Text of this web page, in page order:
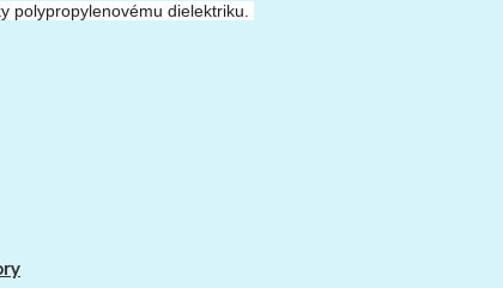
polypropylenovému dielektriku.